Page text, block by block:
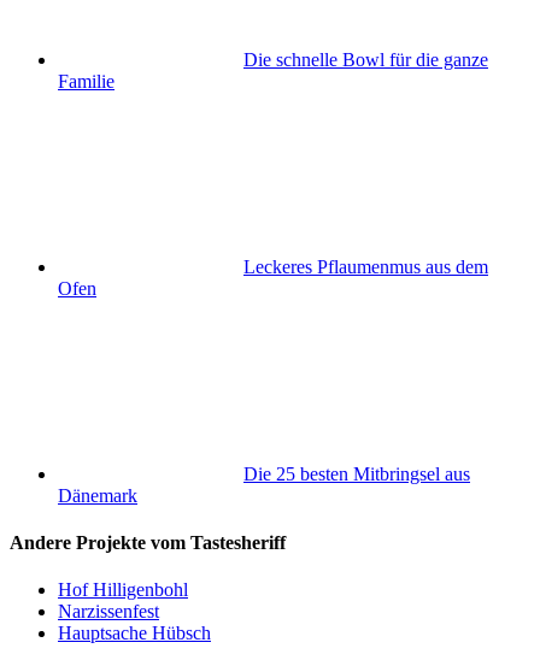
Die schnelle Bowl für die ganze
Familie
Leckeres Pflaumenmus aus dem
Ofen
Die 25 besten Mitbringsel aus
Dänemark
Andere Projekte vom Tastesheriff
Hof Hilligenbohl
Narzissenfest
Hauptsache Hübsch